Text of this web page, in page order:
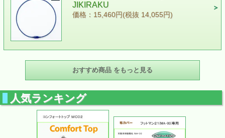
JIKIRAKU
価格：15,460円(税抜 14,055円)
おすすめ商品 をもっと見る
人気ランキング